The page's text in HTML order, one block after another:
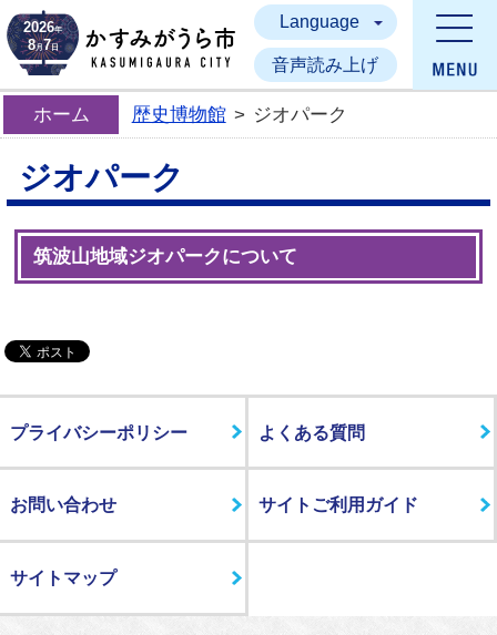
かすみがうら市
2026年
8月7日
Language
音声読み上げ
ホーム 歴史博物館 > ジオパーク
ジオパーク
筑波山地域ジオパークについて
プライバシーポリシー よくある質問
お問い合わせ サイトご利用ガイド
サイトマップ